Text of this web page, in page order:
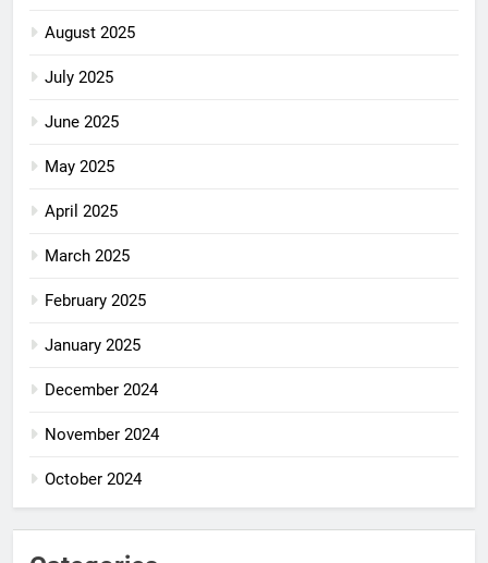
August 2025
July 2025
June 2025
May 2025
April 2025
March 2025
February 2025
January 2025
December 2024
November 2024
October 2024